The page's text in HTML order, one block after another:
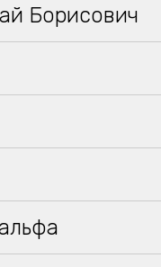
Борисович